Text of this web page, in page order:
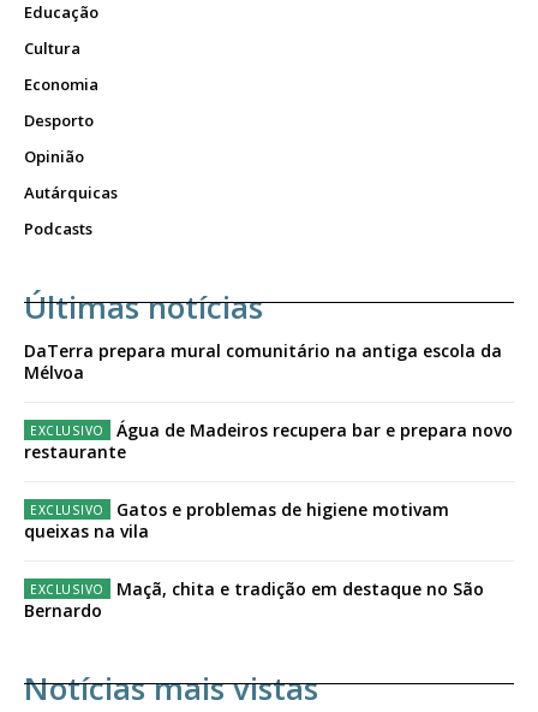
Educação
Cultura
Economia
Desporto
Opinião
Autárquicas
Podcasts
Últimas notícias
DaTerra prepara mural comunitário na antiga escola da
Mélvoa
Água de Madeiros recupera bar e prepara novo
restaurante
Gatos e problemas de higiene motivam
queixas na vila
Maçã, chita e tradição em destaque no São
Bernardo
Notícias mais vistas